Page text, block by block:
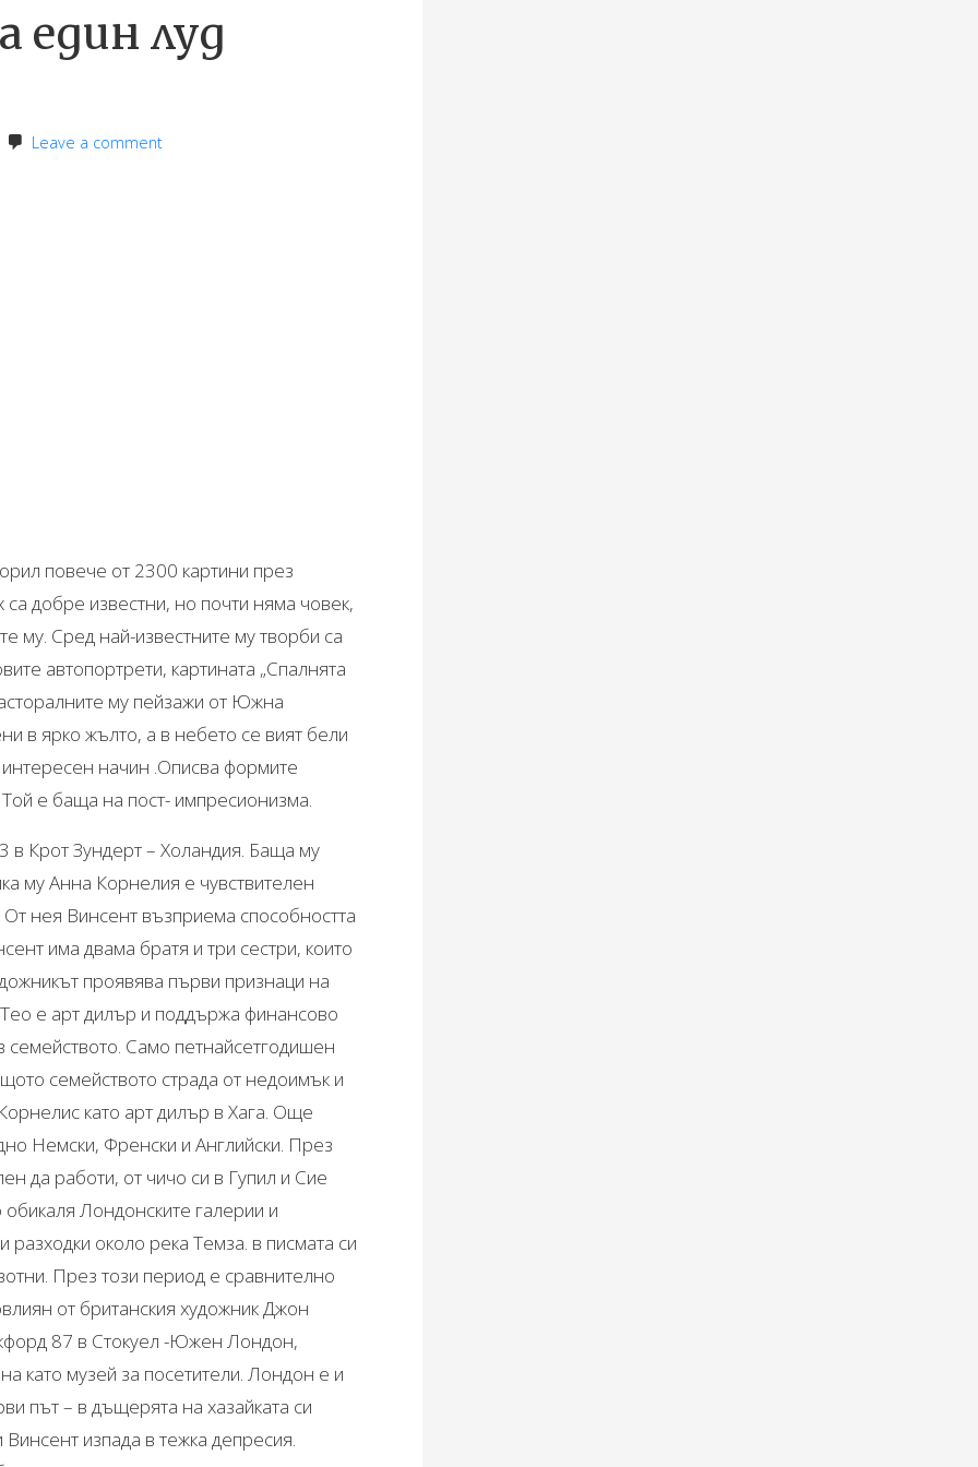
един луд
Leave a comment
повече от 2300 картини през
са добре известни, но почти няма човек,
му. Сред най-известните му творби са
автопортрети, картината „Спалнята
му пейзажи от Южна
в ярко жълто, а в небето се вият бели
начин .Описва формите
е баща на пост- импресионизма.
Крот Зундерт – Холандия. Баща му
му Анна Корнелия е чувствителен
От нея Винсент възприема способността
има двама братя и три сестри, които
проявява първи признаци на
е арт дилър и поддържа финансово
семейството. Само петнайсетгодишен
семейството страда от недоимък и
като арт дилър в Хага. Още
Немски, Френски и Английски. През
да работи, от чичо си в Гупил и Сие
Лондонските галерии и
около река Темза. в писмата си
През този период е сравнително
от британския художник Джон
87 в Стокуел -Южен Лондон,
като музей за посетители. Лондон е и
път – в дъщерята на хазайката си
изпада в тежка депресия.